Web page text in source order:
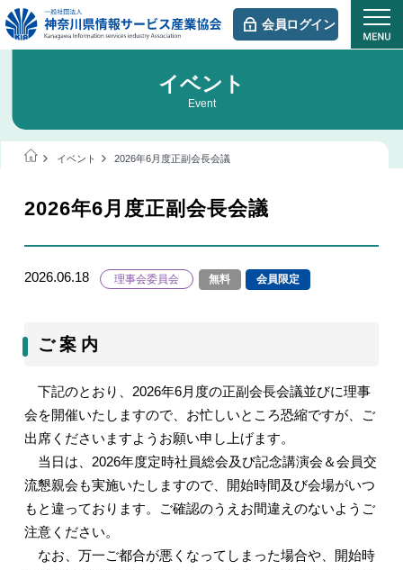
会員ログイン
イベント
Event
イベント 2026年6月度正副会長会議
2026年6月度正副会長会議
2026.06.18 理事会委員会 無料 会員限定
ご 案 内
下記のとおり、 2026年6月度の正副会長会議並びに理事
会を開催いたしますので、お忙しいところ恐縮ですが、ご
出席くださいますようお願い申し上げます。
当日は、 2026年度定時社員総会及び記念講演会＆会員交
流懇親会も実施いたしますので、開始時間及び会場がいつ
もと違っております。ご確認のうえお間違えのないようご
注意ください。
なお、万一ご都合が悪くなってしまった場合や、開始時